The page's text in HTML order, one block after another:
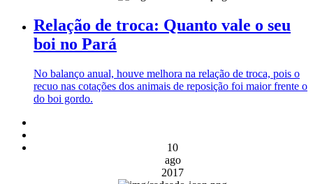
Relação de troca: Quanto vale o seu
boi no Pará
No balanço anual, houve melhora na relação de troca, pois o
recuo nas cotações dos animais de reposição foi maior frente o
do boi gordo.
10
ago
2017